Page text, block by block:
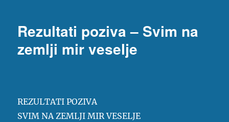
Rezultati poziva – Svim na
zemlji mir veselje
REZULTATI POZIVA
SVIM NA ZEMLJI MIR VESELJE